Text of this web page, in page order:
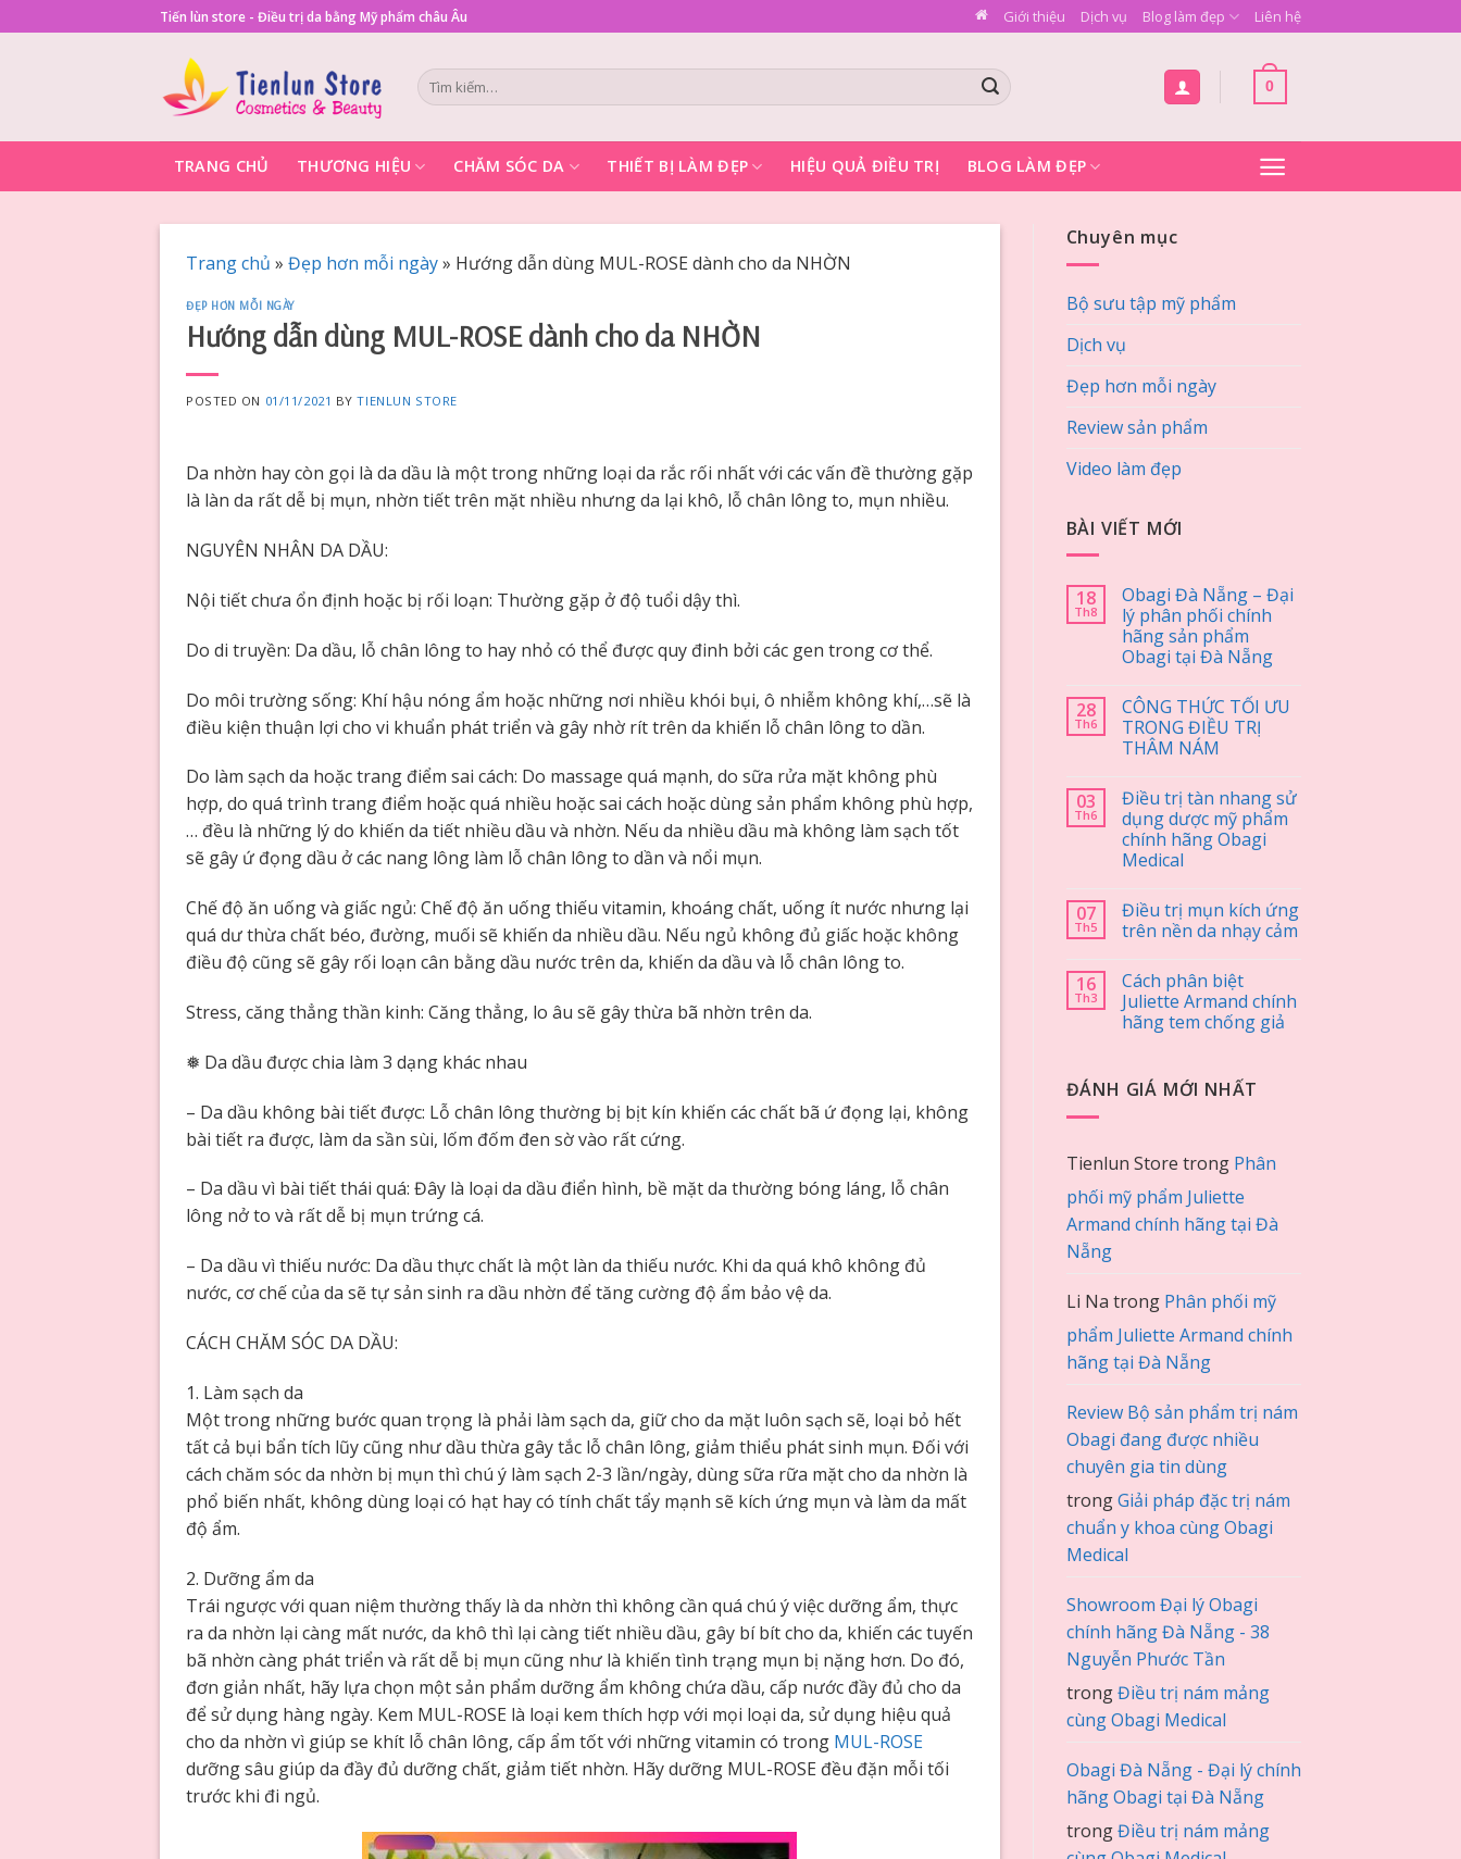
to
Tiến lùn store - Điều trị da bằng Mỹ phẩm châu Âu Giới thiệu Dịch vụ Blog làm đẹp Liên hệ
Tìm
kiếm:
0
TRANG CHỦ THƯƠNG HIỆU CHĂM SÓC DA THIẾT BỊ LÀM ĐẸP HIỆU QUẢ ĐIỀU TRỊ BLOG LÀM ĐẸP
Trang chủ » Đẹp hơn mỗi ngày» Hướng dẫn dùng MUL-ROSE dành cho da NHỜN
ĐẸP HƠN MỖI NGÀY
Hướng dẫn dùng MUL-ROSE dành cho da NHỜN
POSTED ON 01/11/2021 BYTIENLUN STORE
Da nhờn hay còn gọi là da dầu là một trong những loại da rắc rối nhất với các vấn đề thường gặp
là làn da rất dễ bị mụn, nhờn tiết trên mặt nhiều nhưng da lại khô, lỗ chân lông to, mụn nhiều.
NGUYÊN NHÂN DA DẦU:
Nội tiết chưa ổn định hoặc bị rối loạn: Thường gặp ở độ tuổi dậy thì.
Do di truyền: Da dầu, lỗ chân lông to hay nhỏ có thể được quy đinh bởi các gen trong cơ thể.
Do môi trường sống: Khí hậu nóng ẩm hoặc những nơi nhiều khói bụi, ô nhiễm không khí,…sẽ là
điều kiện thuận lợi cho vi khuẩn phát triển và gây nhờ rít trên da khiến lỗ chân lông to dần.
Do làm sạch da hoặc trang điểm sai cách: Do massage quá mạnh, do sữa rửa mặt không phù
hợp, do quá trình trang điểm hoặc quá nhiều hoặc sai cách hoặc dùng sản phẩm không phù hợp,
… đều là những lý do khiến da tiết nhiều dầu và nhờn. Nếu da nhiều dầu mà không làm sạch tốt
sẽ gây ứ đọng dầu ở các nang lông làm lỗ chân lông to dần và nổi mụn.
Chế độ ăn uống và giấc ngủ: Chế độ ăn uống thiếu vitamin, khoáng chất, uống ít nước nhưng lại
quá dư thừa chất béo, đường, muối sẽ khiến da nhiều dầu. Nếu ngủ không đủ giấc hoặc không
điều độ cũng sẽ gây rối loạn cân bằng dầu nước trên da, khiến da dầu và lỗ chân lông to.
Stress, căng thẳng thần kinh: Căng thẳng, lo âu sẽ gây thừa bã nhờn trên da.
❅ Da dầu được chia làm 3 dạng khác nhau
– Da dầu không bài tiết được: Lỗ chân lông thường bị bịt kín khiến các chất bã ứ đọng lại, không
bài tiết ra được, làm da sần sùi, lốm đốm đen sờ vào rất cứng.
– Da dầu vì bài tiết thái quá: Đây là loại da dầu điển hình, bề mặt da thường bóng láng, lỗ chân
lông nở to và rất dễ bị mụn trứng cá.
– Da dầu vì thiếu nước: Da dầu thực chất là một làn da thiếu nước. Khi da quá khô không đủ
nước, cơ chế của da sẽ tự sản sinh ra dầu nhờn để tăng cường độ ẩm bảo vệ da.
CÁCH CHĂM SÓC DA DẦU:
1. Làm sạch da
Một trong những bước quan trọng là phải làm sạch da, giữ cho da mặt luôn sạch sẽ, loại bỏ hết
tất cả bụi bẩn tích lũy cũng như dầu thừa gây tắc lỗ chân lông, giảm thiểu phát sinh mụn. Đối với
cách chăm sóc da nhờn bị mụn thì chú ý làm sạch 2-3 lần/ngày, dùng sữa rữa mặt cho da nhờn là
phổ biến nhất, không dùng loại có hạt hay có tính chất tẩy mạnh sẽ kích ứng mụn và làm da mất
độ ẩm.
2. Dưỡng ẩm da
Trái ngược với quan niệm thường thấy là da nhờn thì không cần quá chú ý việc dưỡng ẩm, thực
ra da nhờn lại càng mất nước, da khô thì lại càng tiết nhiều dầu, gây bí bít cho da, khiến các tuyến
bã nhờn càng phát triển và rất dễ bị mụn cũng như là khiến tình trạng mụn bị nặng hơn. Do đó,
đơn giản nhất, hãy lựa chọn một sản phẩm dưỡng ẩm không chứa dầu, cấp nước đầy đủ cho da
để sử dụng hàng ngày. Kem MUL-ROSE là loại kem thích hợp với mọi loại da, sử dụng hiệu quả
cho da nhờn vì giúp se khít lỗ chân lông, cấp ẩm tốt với những vitamin có trong MUL-ROSE
dưỡng sâu giúp da đầy đủ dưỡng chất, giảm tiết nhờn. Hãy dưỡng MUL-ROSE đều đặn mỗi tối
trước khi đi ngủ.
Chuyên mục
Bộ sưu tập mỹ phẩm
Dịch vụ
Đẹp hơn mỗi ngày
Review sản phẩm
Video làm đẹp
BÀI VIẾT MỚI
18
Th8
Obagi Đà Nẵng – Đại
lý phân phối chính
hãng sản phẩm
Obagi tại Đà Nẵng
28
Th6
CÔNG THỨC TỐI ƯU
TRONG ĐIỀU TRỊ
THÂM NÁM
03
Th6
Điều trị tàn nhang sử
dụng dược mỹ phẩm
chính hãng Obagi
Medical
07
Th5
Điều trị mụn kích ứng
trên nền da nhạy cảm
16
Th3
Cách phân biệt
Juliette Armand chính
hãng tem chống giả
ĐÁNH GIÁ MỚI NHẤT
Tienlun Store trong Phân
phối mỹ phẩm Juliette
Armand chính hãng tại Đà
Nẵng
Li Na trong Phân phối mỹ
phẩm Juliette Armand chính
hãng tại Đà Nẵng
Review Bộ sản phẩm trị nám
Obagi đang được nhiều
chuyên gia tin dùng
trongGiải pháp đặc trị nám
chuẩn y khoa cùng Obagi
Medical
Showroom Đại lý Obagi
chính hãng Đà Nẵng - 38
Nguyễn Phước Tần
trongĐiều trị nám mảng
cùng Obagi Medical
Obagi Đà Nẵng - Đại lý chính
hãng Obagi tại Đà Nẵng
trongĐiều trị nám mảng